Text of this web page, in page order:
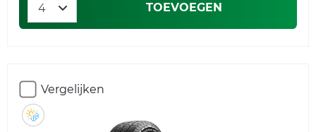
TOEVOEGEN
Vergelijken